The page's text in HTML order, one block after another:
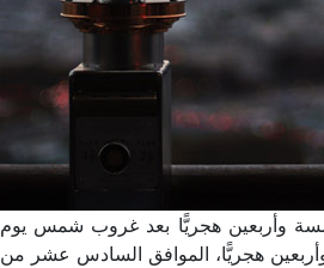
وأربعين هجريًّا بعد غروب شمس يوم
هجريًّا، الموافق السادس عشر من